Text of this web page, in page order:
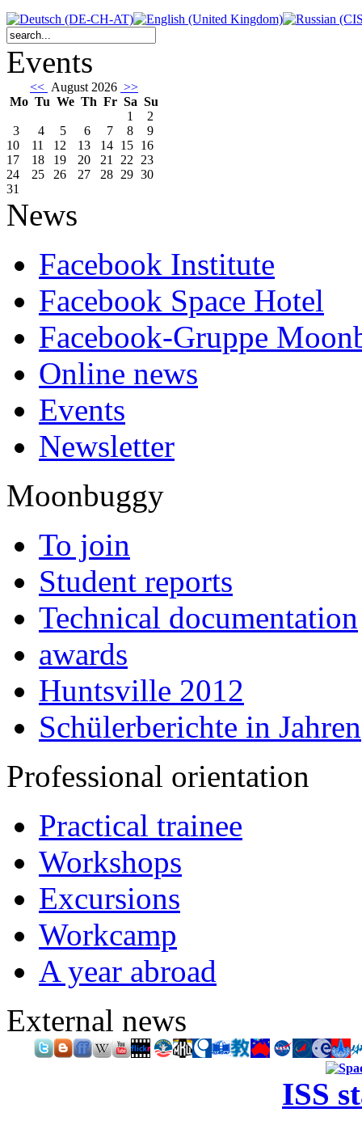
Events
<< August 2026 >>
Mo Tu We Th Fr Sa Su
1
2
3
4 5 6 7 8
9
10
11 12 13 14 15 16
17
18 19 20 21 22 23
24
25 26 27 28 29 30
31
News
Facebook Institute
Facebook Space Hotel
Facebook-Gruppe
Online news
Events
Newsletter
Moonbuggy
To join
Student reports
Technical documentation
awards
Huntsville 2012
Schülerberichte in Jahren
Professional orientation
Practical trainee
Workshops
Excursions
Workcamp
A year abroad
External news
ISS